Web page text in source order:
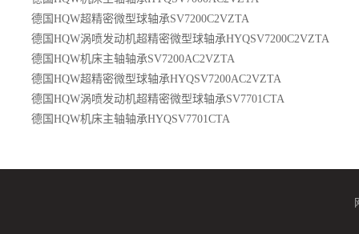
德国HQW超精密微型球轴承SV7200C2VZTA
德国HQW涡喷发动机超精密微型球轴承HYQSV7200C2VZTA
德国HQW机床主轴轴承SV7200AC2VZTA
德国HQW超精密微型球轴承HYQSV7200AC2VZTA
德国HQW涡喷发动机超精密微型球轴承SV7701CTA
德国HQW机床主轴轴承HYQSV7701CTA